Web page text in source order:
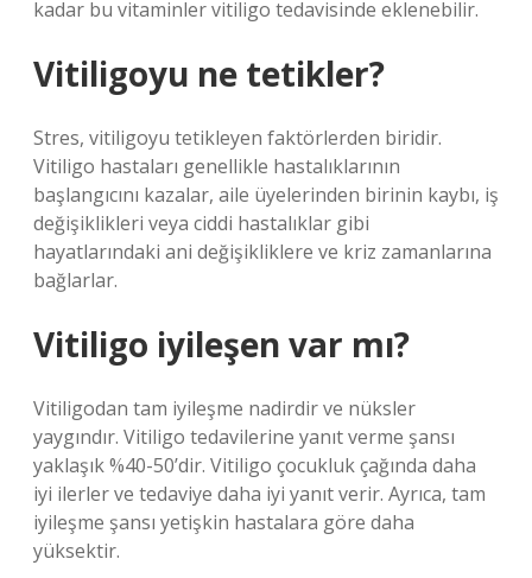
kadar bu vitaminler vitiligo tedavisinde eklenebilir.
Vitiligoyu ne tetikler?
Stres, vitiligoyu tetikleyen faktörlerden biridir.
Vitiligo hastaları genellikle hastalıklarının
başlangıcını kazalar, aile üyelerinden birinin kaybı, iş
değişiklikleri veya ciddi hastalıklar gibi
hayatlarındaki ani değişikliklere ve kriz zamanlarına
bağlarlar.
Vitiligo iyileşen var mı?
Vitiligodan tam iyileşme nadirdir ve nüksler
yaygındır. Vitiligo tedavilerine yanıt verme şansı
yaklaşık %40-50’dir. Vitiligo çocukluk çağında daha
iyi ilerler ve tedaviye daha iyi yanıt verir. Ayrıca, tam
iyileşme şansı yetişkin hastalara göre daha
yüksektir.